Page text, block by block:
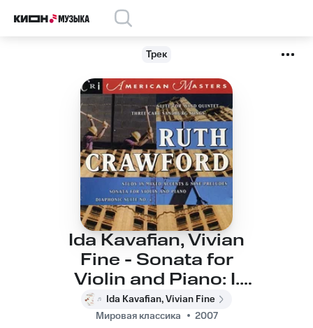
Трек
Ida Kavafian, Vivian
Fine - Sonata for
Violin and Piano: I.
Vibrante, agitato
Ida Kavafian, Vivian Fine
Мировая классика
2007